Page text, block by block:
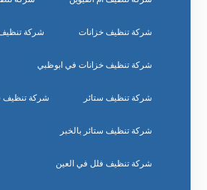
شركة تنظيف خزانات شركة تنظيف
شركة تنظيف خزانات في ابوظبي
شركة تنظيف ستائر شركة تنظيف
شركة تنظيف ستائر بالخبر
شركة تنظيف فلل في العين